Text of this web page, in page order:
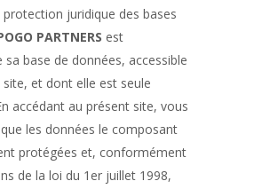
juridique des bases
PARTNERS est
base de données, accessible
et dont elle est seule
accédant au présent site, vous
les données le composant
protégées et, conformément
de la loi du 1er juillet 1998,